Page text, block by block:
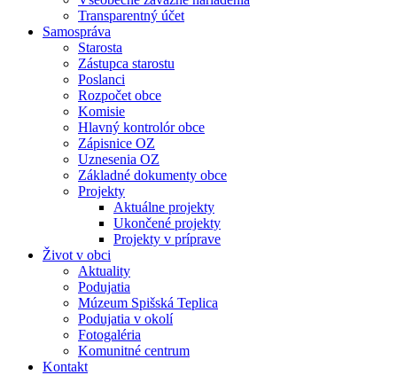
Transparentný účet
Samospráva
Starosta
Zástupca starostu
Poslanci
Rozpočet obce
Komisie
Hlavný kontrolór obce
Zápisnice OZ
Uznesenia OZ
Základné dokumenty obce
Projekty
Aktuálne projekty
Ukončené projekty
Projekty v príprave
Život v obci
Aktuality
Podujatia
Múzeum Spišská Teplica
Podujatia v okolí
Fotogaléria
Komunitné centrum
Kontakt